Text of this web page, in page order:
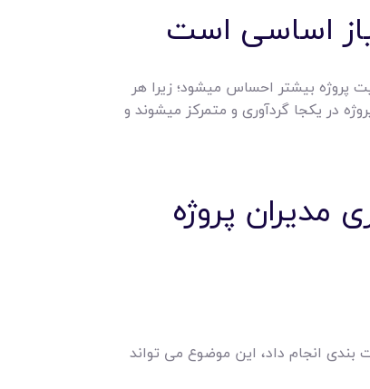
اساسی است
پروژه بیشتر احساس میشود؛ زیرا هر
در یکجا گردآوری و متمرکز میشوند و
پروژه
بندی انجام داد، این موضوع می تواند